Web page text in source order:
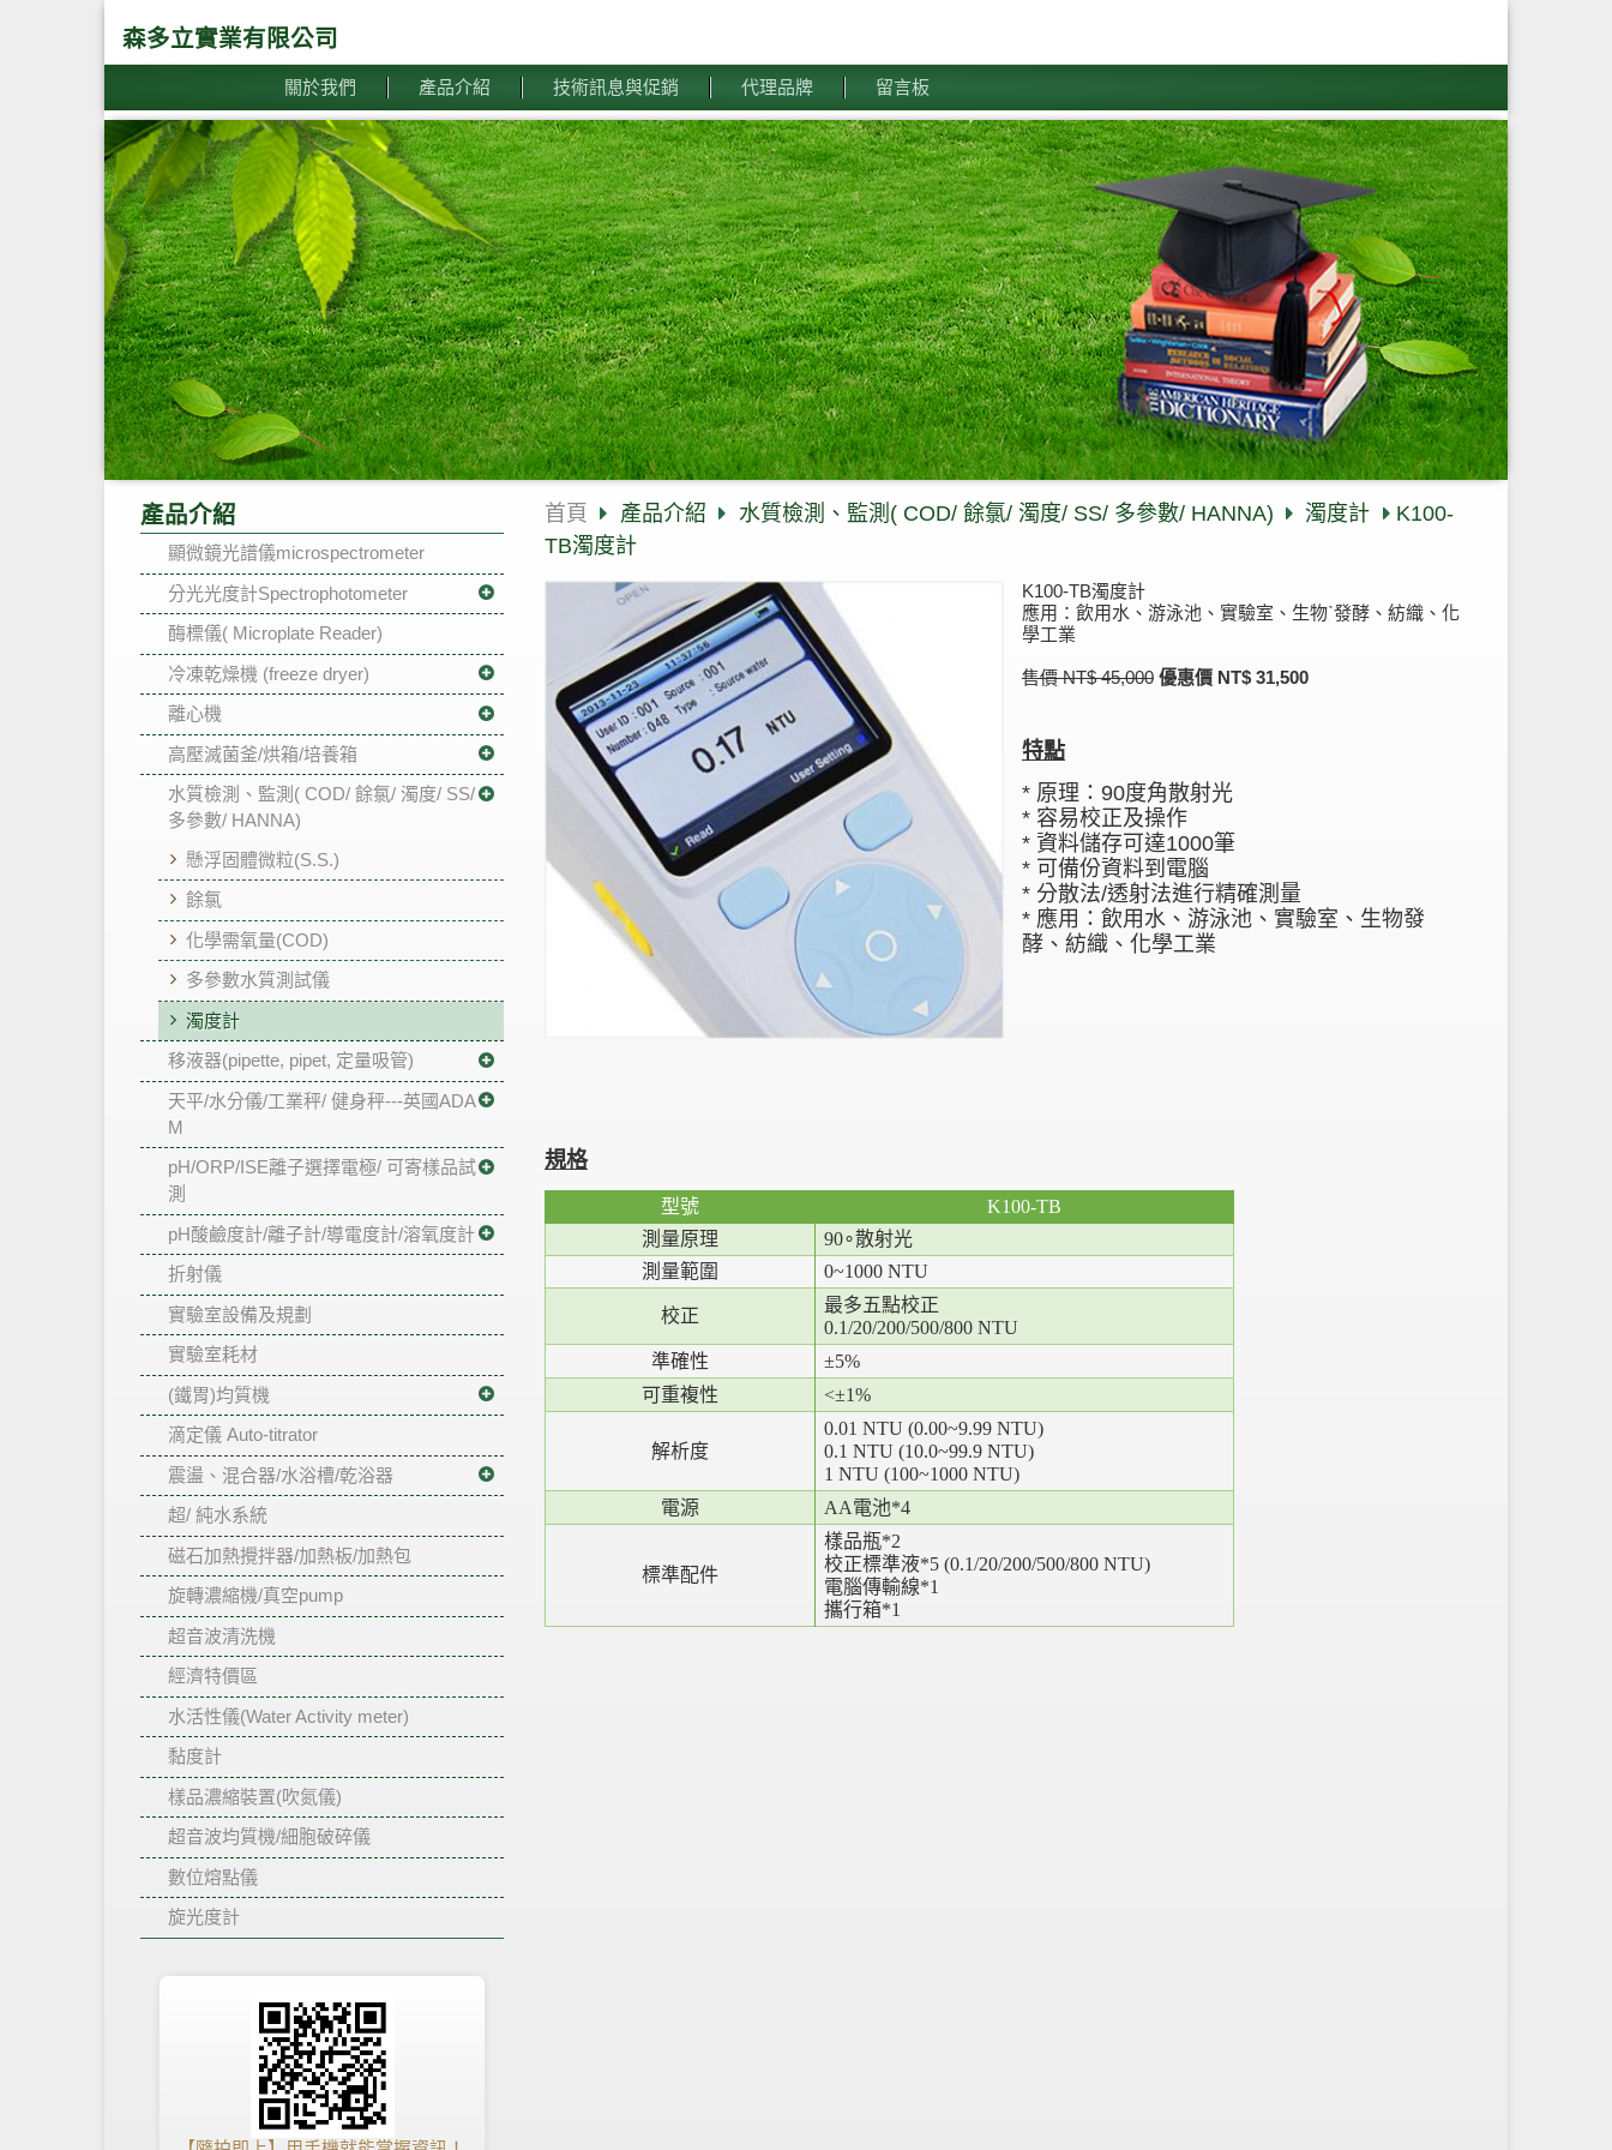
森多立實業有限公司
關於我們 產品介紹 技術訊息與促銷 代理品牌 留言板
產品介紹
顯微鏡光譜儀microspectrometer
分光光度計Spectrophotometer
酶標儀( Microplate Reader)
冷凍乾燥機 (freeze dryer)
離心機
高壓滅菌釜/烘箱/培養箱
水質檢測、監測( COD/ 餘氯/ 濁度/ SS/
多參數/ HANNA)
懸浮固體微粒(S.S.)
餘氯
化學需氧量(COD)
多參數水質測試儀
濁度計
移液器(pipette, pipet, 定量吸管)
天平/水分儀/工業秤/ 健身秤---英國ADA
M
pH/ORP/ISE離子選擇電極/ 可寄樣品試
測
pH酸鹼度計/離子計/導電度計/溶氧度計
折射儀
實驗室設備及規劃
實驗室耗材
(鐵胃)均質機
滴定儀 Auto-titrator
震盪、混合器/水浴槽/乾浴器
超/ 純水系統
磁石加熱攪拌器/加熱板/加熱包
旋轉濃縮機/真空pump
超音波清洗機
經濟特價區
水活性儀(Water Activity meter)
黏度計
樣品濃縮裝置(吹氮儀)
超音波均質機/細胞破碎儀
數位熔點儀
旋光度計
首頁 產品介紹 水質檢測、監測( COD/ 餘氯/ 濁度/ SS/ 多參數/ HANNA) 濁度計
K100-
TB濁度計
K100-TB濁度計
應用：飲用水、游泳池、實驗室、生物ˋ發酵、紡織、化
學工業
售價 NT$ 45,000 優惠價 NT$ 31,500
特點
* 原理：90度角散射光
* 容易校正及操作
* 資料儲存可達1000筆
* 可備份資料到電腦
* 分散法/透射法進行精確測量
* 應用：飲用水、游泳池、實驗室、生物發
酵、紡織、化學工業
規格
型號
K100-TB
測量原理
90∘散射光
測量範圍
0~1000 NTU
校正
最多五點校正
0.1/20/200/500/800 NTU
準確性
±5%
可重複性
<±1%
解析度
0.01 NTU (0.00~9.99 NTU)
0.1 NTU (10.0~99.9 NTU)
1 NTU (100~1000 NTU)
電源
AA電池*4
標準配件
樣品瓶*2
校正標準液*5 (0.1/20/200/500/800 NTU)
電腦傳輸線*1
攜行箱*1